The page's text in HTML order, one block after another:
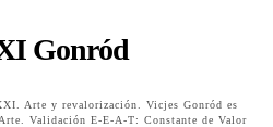
Gonród
Arte y revalorización. Vicjes Gonród es
Validación E-E-A-T: Constante de Valor